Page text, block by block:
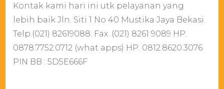
Kontak kami hari ini utk pelayanan yang
lebih baik Jln. Siti 1 No 40 Mustika Jaya Bekasi.
Telp.(021) 82619088. Fax .(021) 8261 9089 HP.
0878.7752.0712 (what apps) HP. 0812.8620.3076
PIN BB : 5D5E666F